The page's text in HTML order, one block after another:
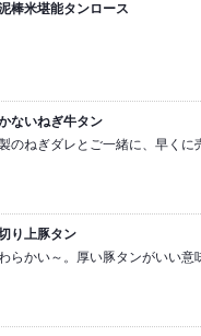
棒米堪能タンロース
ないねぎ牛タン
のねぎダレとご一緒に、早く
り上豚タン
らかい～。厚い豚タンがいい意